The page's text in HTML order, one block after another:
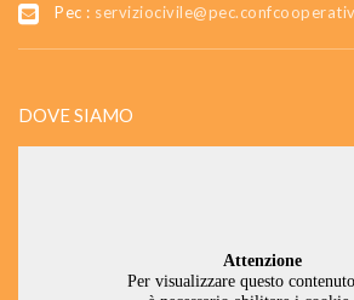
Pec :
DOVE SIAMO